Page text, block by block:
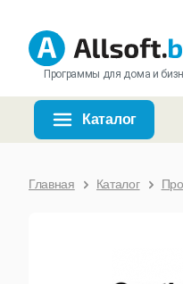
Программы для дома и
Каталог
Главная Каталог